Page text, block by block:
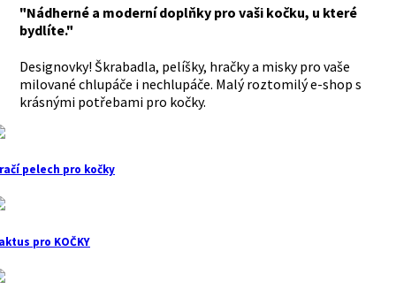
"Nádherné a moderní doplňky pro vaši kočku, u které
bydlíte."
Designovky! Škrabadla, pelíšky, hračky a misky pro vaše
milované chlupáče i nechlupáče. Malý roztomilý e-shop s
krásnými potřebami pro kočky.
pelech pro kočky
pro KOČKY